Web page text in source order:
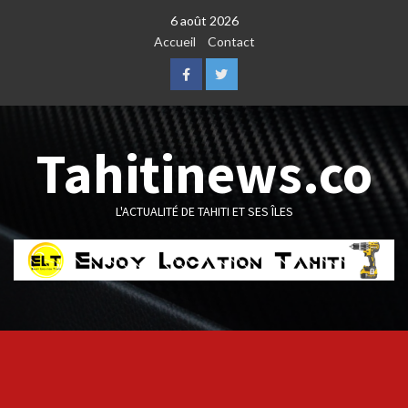
6 août 2026
Accueil
Contact
FacebookTwitter
Tahitinews.co
L'ACTUALITÉ DE TAHITI ET SES ÎLES